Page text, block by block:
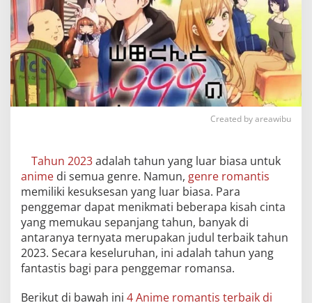
Created by areawibu
Tahun 2023adalah tahun yang luar biasa untuk
anime di semua genre. Namun, genre romantis
memiliki kesuksesan yang luar biasa. Para
penggemar dapat menikmati beberapa kisah cinta
yang memukau sepanjang tahun, banyak di
antaranya ternyata merupakan judul terbaik tahun
2023. Secara keseluruhan, ini adalah tahun yang
fantastis bagi para penggemar romansa.
Berikut di bawah ini 4 Anime romantis terbaik di